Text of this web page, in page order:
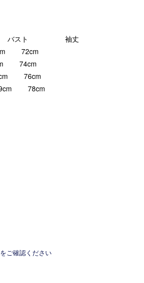
バスト 袖丈
72cm
74cm
76cm
78cm
ご確認ください